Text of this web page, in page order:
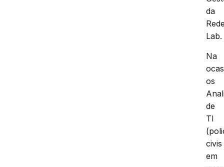
da
Lab.
Na
os
de
TI
civis
em